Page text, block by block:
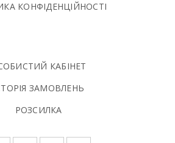
КОНФIДЕНЦIЙНОСТI
КАБІНЕТ
ЗАМОВЛЕНЬ
РОЗСИЛКА